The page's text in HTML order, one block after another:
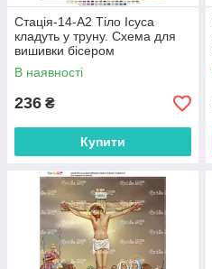
Стація-14-А2 Тіло Ісуса
кладуть у труну. Схема для
вишивки бісером
В наявності
236 ₴
Купити